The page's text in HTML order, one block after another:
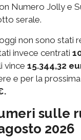
Numero Jolly e
serale.
non sono stati
invece centrati
vince 15.344,32
e per la
sulle
2026